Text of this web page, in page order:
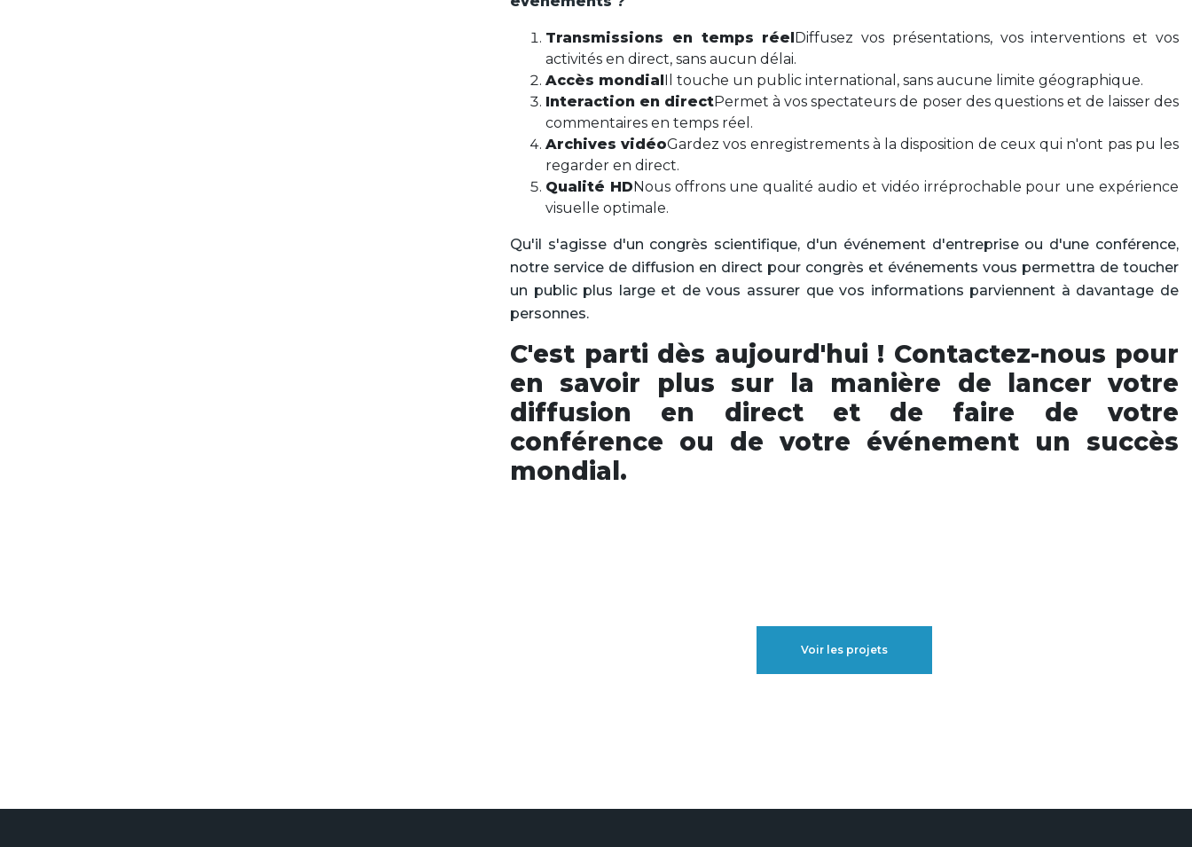
Transmissions en temps réelDiffusez vos présentations, vos interventions et vos
activités en direct, sans aucun délai.
Accès mondialIl touche un public international, sans aucune limite géographique.
Interaction en directPermet à vos spectateurs de poser des questions et de laisser des
commentaires en temps réel.
Archives vidéoGardez vos enregistrements à la disposition de ceux qui n'ont pas pu les
regarder en direct.
Qualité HDNous offrons une qualité audio et vidéo irréprochable pour une expérience
visuelle optimale.
Qu'il s'agisse d'un congrès scientifique, d'un événement d'entreprise ou d'une conférence,
notre service de diffusion en direct pour congrès et événements vous permettra de toucher
un public plus large et de vous assurer que vos informations parviennent à davantage de
personnes.
C'est parti dès aujourd'hui ! Contactez-nous pour
en savoir plus sur la manière de lancer votre
diffusion en direct et de faire de votre
conférence ou de votre événement un succès
mondial.
Voir les projets